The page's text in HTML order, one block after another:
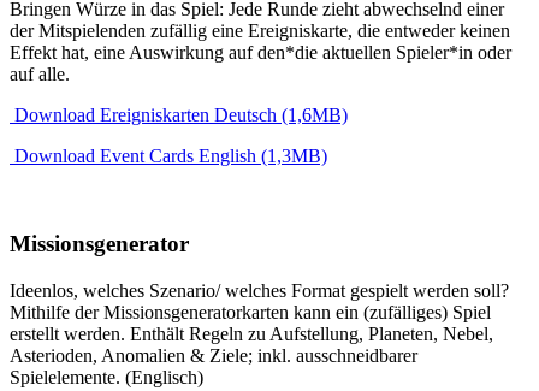
Bringen Würze in das Spiel: Jede Runde zieht abwechselnd einer
der Mitspielenden zufällig eine Ereigniskarte, die entweder keinen
Effekt hat, eine Auswirkung auf den*die aktuellen Spieler*in oder
auf alle.
Download Ereigniskarten Deutsch (1,6MB)
Download Event Cards English (1,3MB)
Missionsgenerator
Ideenlos, welches Szenario/ welches Format gespielt werden soll?
Mithilfe der Missionsgeneratorkarten kann ein (zufälliges) Spiel
erstellt werden. Enthält Regeln zu Aufstellung, Planeten, Nebel,
Asterioden, Anomalien & Ziele; inkl. ausschneidbarer
Spielelemente. (Englisch)